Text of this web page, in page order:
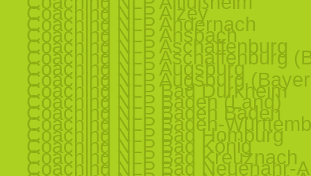
Coaching NLP Alzey
Coaching NLP Andernach
Coaching NLP Ansbach
Coaching NLP Aschaffenburg
Coaching NLP Aschaffenburg
Coaching NLP Augsburg
Coaching NLP Augsburg
Coaching NLP Bad Dürkheim
Coaching NLP Baden (Land)
Coaching NLP Baden Baden
Coaching NLP Baden-
Coaching NLP Bad Homburg
Coaching NLP Bad König
Coaching NLP Bad Kreuznach
Coaching NLP Bad Neuenahr-